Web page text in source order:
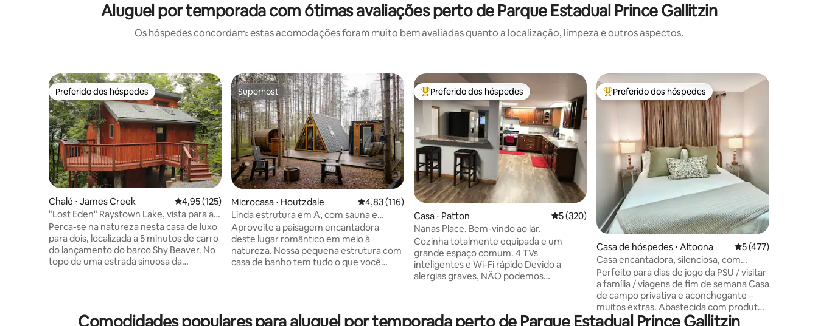
Aluguel por temporada com ótimas avaliações perto de Parque Estadual Prince Gallitzin
Os hóspedes concordam: estas acomodações foram muito bem avaliadas quanto a localização, limpeza e outros aspectos.
Preferido dos hóspedes
Preferido dos hóspedes
Chalé ⋅ James Creek 4,95 de uma avaliação média de 5, 125 avaliações
4,95 (125)
"Lost Eden" Raystown Lake, vista para a
montanha, banheira de hidromassagem
Perca-se na natureza nesta casa de luxo
para dois, localizada a 5 minutos de carro
do lançamento do barco Shy Beaver. No
topo de uma estrada sinuosa da
filtros de luz natural vêm de claraboias e
Superhost
Superhost
Microcasa ⋅ Houtzdale 4,83 de uma avaliação média de 5, 116 avaliações
4,83 (116)
Linda estrutura em A, com sauna e
banheira de imersão a frio
Aproveite a paisagem encantadora
deste lugar romântico em meio à
natureza. Nossa pequena estrutura com
casa de banho tem tudo o que você
tem uma pequena área de cozinha com
Entre os melhores preferidos dos hóspedes
Preferido dos hóspedes
Casa ⋅ Patton 5 de uma avaliação média de 5, 320 avaliações
5 (320)
Nanas Place. Bem-vindo ao lar.
Cozinha totalmente equipada e um
grande espaço comum. 4 TVs
inteligentes e Wi-Fi rápido Devido a
alergias graves, NÃO podemos
Príncipe Gallitzen estão a poucos
Entre os melhores preferidos dos hóspedes
Preferido dos hóspedes
Casa de hóspedes ⋅ Altoona 5 de uma avaliação
5 (477)
Casa encantadora, silenciosa, com
comodidades modernas e Wi-Fi rápido
Perfeito para dias de jogo da PSU / visitar
a família / viagens de fim de semana Casa
de campo privativa e aconchegante –
muitos extras. Abastecida com produtos
corporais e de lavanderia não tóxicos